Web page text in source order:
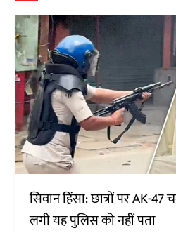
सिवान हिंसा: छात्रों पर AK-
लगी यह पुलिस को नहीं पता